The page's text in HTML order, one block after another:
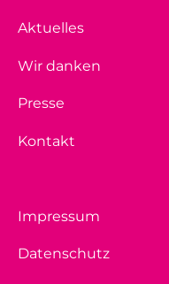
Aktuelles
Wir danken
Presse
Kontakt
Impressum
Datenschutz